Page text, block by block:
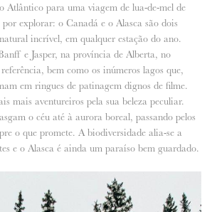
Atlântico para uma viagem de lua-de-mel de
explorar: o Canadá e o Alasca são dois
incrível, em qualquer estação do ano.
e Jasper, na província de Alberta, no
bem como os inúmeros lagos que,
em ringues de patinagem dignos de filme.
mais aventureiros pela sua beleza peculiar.
o céu até à aurora boreal, passando pelos
o que promete. A biodiversidade alia-se a
e o Alasca é ainda um paraíso bem guardado.